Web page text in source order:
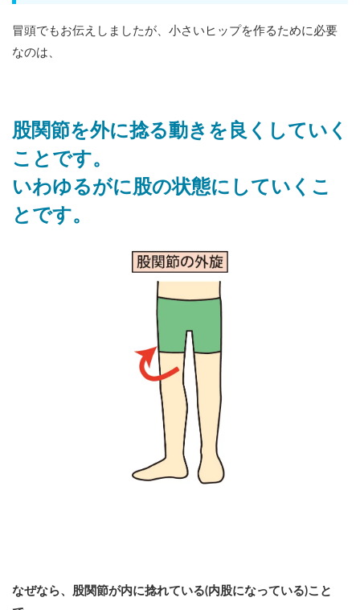
冒頭でもお伝えしましたが、小さいヒップを作るために必要
なのは、
股関節を外に捻る動きを良くしていく
ことです。
いわゆるがに股の状態にしていくこ
とです。
なぜなら、股関節が内に捻れている(内股になっている)こと